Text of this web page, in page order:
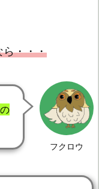
ら・・・
フクロウ